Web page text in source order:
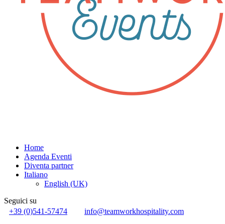
Home
Agenda Eventi
Diventa partner
Italiano
English (UK)
Seguici su
+39 (0)541-57474
info@teamworkhospitality.com